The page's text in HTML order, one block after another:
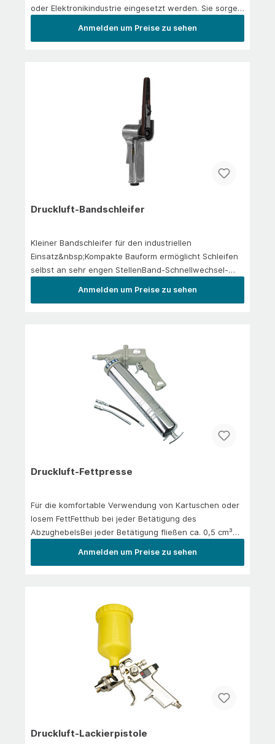
oder Elektronikindustrie eingesetzt werden. Sie sorgen
Anmelden um Preise zu sehen
Druckluft-Bandschleifer
Kleiner Bandschleifer für den industriellen
Einsatz&nbsp;Kompakte Bauform ermöglicht Schleifen
selbst an sehr engen StellenBand-Schnellwechsel-
Anmelden um Preise zu sehen
Druckluft-Fettpresse
Für die komfortable Verwendung von Kartuschen oder
losem FettFetthub bei jeder Betätigung des
AbzughebelsBei jeder Betätigung fließen ca. 0,5 cm³
Anmelden um Preise zu sehen
Druckluft-Lackierpistole